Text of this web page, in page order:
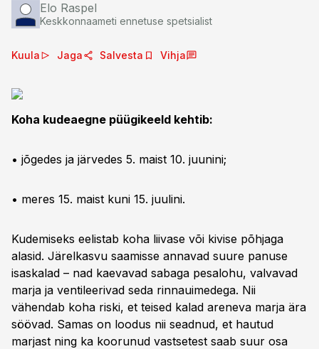
Elo Raspel
Keskkonnaameti ennetuse spetsialist
Kuula Jaga Salvesta Vihja
Koha kudeaegne püügikeeld kehtib:
• jõgedes ja järvedes 5. maist 10. juunini;
• meres 15. maist kuni 15. juulini.
Kudemiseks eelistab koha liivase või kivise põhjaga
alasid. Järelkasvu saamisse annavad suure panuse
isaskalad – nad kaevavad sabaga pesalohu, valvavad
marja ja ventileerivad seda rinnauimedega. Nii
vähendab koha riski, et teised kalad areneva marja ära
söövad. Samas on loodus nii seadnud, et hautud
marjast ning ka koorunud vastsetest saab suur osa